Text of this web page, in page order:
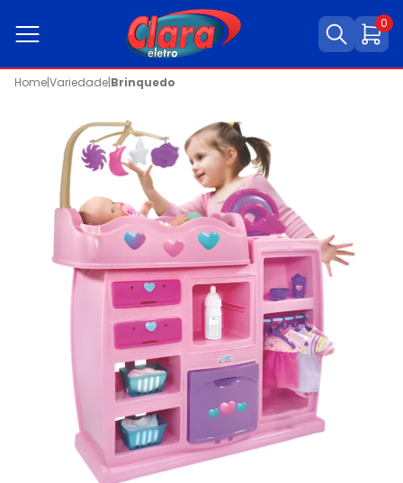
0
Home|Variedade|Brinquedo